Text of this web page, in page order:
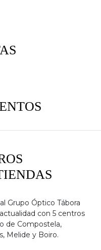
Grupo Óptico Tábora
con 5 centros
de Compostela,
Melide y Boiro.